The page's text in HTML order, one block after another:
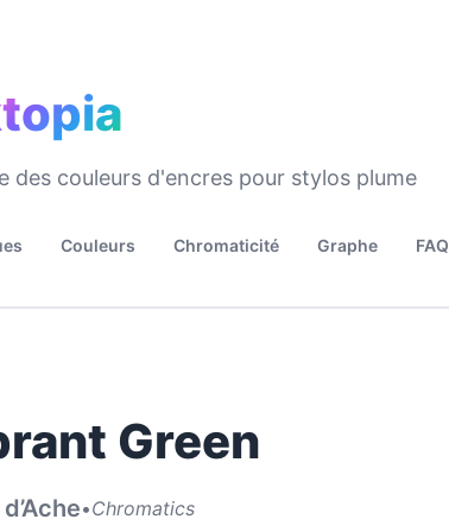
des couleurs d'encres pour stylos plume
Couleurs Chromaticité Graphe FAQ
Green
•Chromatics